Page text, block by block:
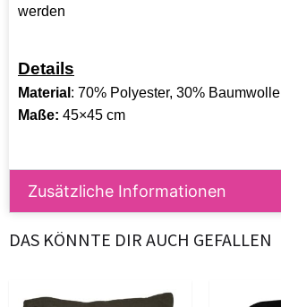
werden
Details
Material : 70% Polyester, 30% Baumwolle
Maße: 45×45 cm
Zusätzliche Informationen
DAS KÖNNTE DIR AUCH GEFALLEN